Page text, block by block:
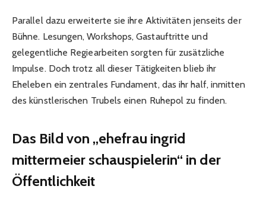
Parallel dazu erweiterte sie ihre Aktivitäten jenseits der
Bühne. Lesungen, Workshops, Gastauftritte und
gelegentliche Regiearbeiten sorgten für zusätzliche
Impulse. Doch trotz all dieser Tätigkeiten blieb ihr
Eheleben ein zentrales Fundament, das ihr half, inmitten
des künstlerischen Trubels einen Ruhepol zu finden.
Das Bild von „ehefrau ingrid
mittermeier schauspielerin“ in der
Öffentlichkeit